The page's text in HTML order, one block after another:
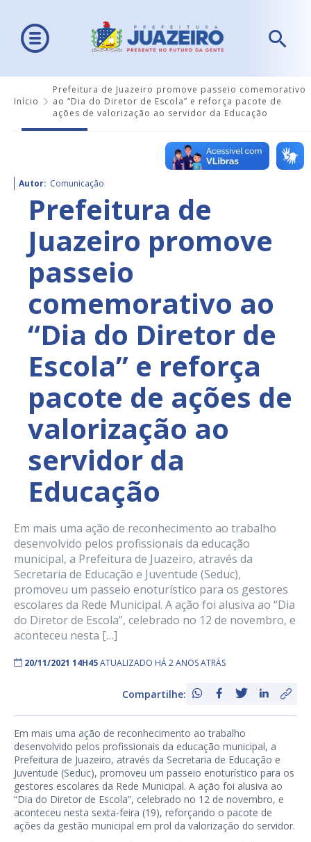
Início
Prefeitura de Juazeiro promove passeio comemorativo
ao “Dia do Diretor de Escola” e reforça pacote de
ações de valorização ao servidor da Educação
Autor: Comunicação
Prefeitura de
Juazeiro promove
passeio
comemorativo ao
“Dia do Diretor de
Escola” e reforça
pacote de ações de
valorização ao
servidor da
Educação
Em mais uma ação de reconhecimento ao trabalho
desenvolvido pelos profissionais da educação
municipal, a Prefeitura de Juazeiro, através da
Secretaria de Educação e Juventude (Seduc),
promoveu um passeio enoturístico para os gestores
escolares da Rede Municipal. A ação foi alusiva ao “Dia
do Diretor de Escola”, celebrado no 12 de novembro, e
aconteceu nesta […]
20/11/2021 14H45ATUALIZADO HÁ 2 ANOS ATRÁS
Compartilhe:
Em mais uma ação de reconhecimento ao trabalho
desenvolvido pelos profissionais da educação municipal, a
Prefeitura de Juazeiro, através da Secretaria de Educação e
Juventude (Seduc), promoveu um passeio enoturístico para os
gestores escolares da Rede Municipal. A ação foi alusiva ao
“Dia do Diretor de Escola”, celebrado no 12 de novembro, e
aconteceu nesta sexta-feira (19), reforçando o pacote de
ações da gestão municipal em prol da valorização do servidor.